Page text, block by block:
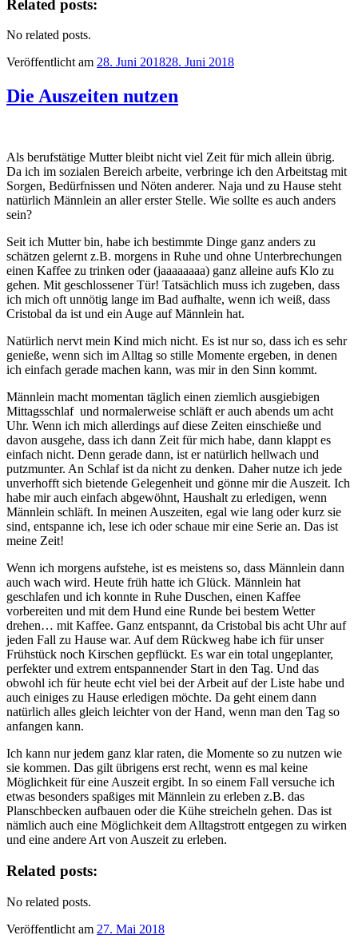
Related posts:
No related posts.
Veröffentlicht am 28. Juni 201828. Juni 2018
Die Auszeiten nutzen
Als berufstätige Mutter bleibt nicht viel Zeit für mich allein übrig.
Da ich im sozialen Bereich arbeite, verbringe ich den Arbeitstag mit
Sorgen, Bedürfnissen und Nöten anderer. Naja und zu Hause steht
natürlich Männlein an aller erster Stelle. Wie sollte es auch anders
sein?
Seit ich Mutter bin, habe ich bestimmte Dinge ganz anders zu
schätzen gelernt z.B. morgens in Ruhe und ohne Unterbrechungen
einen Kaffee zu trinken oder (jaaaaaaaa) ganz alleine aufs Klo zu
gehen. Mit geschlossener Tür! Tatsächlich muss ich zugeben, dass
ich mich oft unnötig lange im Bad aufhalte, wenn ich weiß, dass
Cristobal da ist und ein Auge auf Männlein hat.
Natürlich nervt mein Kind mich nicht. Es ist nur so, dass ich es sehr
genieße, wenn sich im Alltag so stille Momente ergeben, in denen
ich einfach gerade machen kann, was mir in den Sinn kommt.
Männlein macht momentan täglich einen ziemlich ausgiebigen
Mittagsschlaf und normalerweise schläft er auch abends um acht
Uhr. Wenn ich mich allerdings auf diese Zeiten einschieße und
davon ausgehe, dass ich dann Zeit für mich habe, dann klappt es
einfach nicht. Denn gerade dann, ist er natürlich hellwach und
putzmunter. An Schlaf ist da nicht zu denken. Daher nutze ich jede
unverhofft sich bietende Gelegenheit und gönne mir die Auszeit. Ich
habe mir auch einfach abgewöhnt, Haushalt zu erledigen, wenn
Männlein schläft. In meinen Auszeiten, egal wie lang oder kurz sie
sind, entspanne ich, lese ich oder schaue mir eine Serie an. Das ist
meine Zeit!
Wenn ich morgens aufstehe, ist es meistens so, dass Männlein dann
auch wach wird. Heute früh hatte ich Glück. Männlein hat
geschlafen und ich konnte in Ruhe Duschen, einen Kaffee
vorbereiten und mit dem Hund eine Runde bei bestem Wetter
drehen… mit Kaffee. Ganz entspannt, da Cristobal bis acht Uhr auf
jeden Fall zu Hause war. Auf dem Rückweg habe ich für unser
Frühstück noch Kirschen gepflückt. Es war ein total ungeplanter,
perfekter und extrem entspannender Start in den Tag. Und das
obwohl ich für heute echt viel bei der Arbeit auf der Liste habe und
auch einiges zu Hause erledigen möchte. Da geht einem dann
natürlich alles gleich leichter von der Hand, wenn man den Tag so
anfangen kann.
Ich kann nur jedem ganz klar raten, die Momente so zu nutzen wie
sie kommen. Das gilt übrigens erst recht, wenn es mal keine
Möglichkeit für eine Auszeit ergibt. In so einem Fall versuche ich
etwas besonders spaßiges mit Männlein zu erleben z.B. das
Planschbecken aufbauen oder die Kühe streicheln gehen. Das ist
nämlich auch eine Möglichkeit dem Alltagstrott entgegen zu wirken
und eine andere Art von Auszeit zu erleben.
Related posts:
No related posts.
Veröffentlicht am 27. Mai 2018